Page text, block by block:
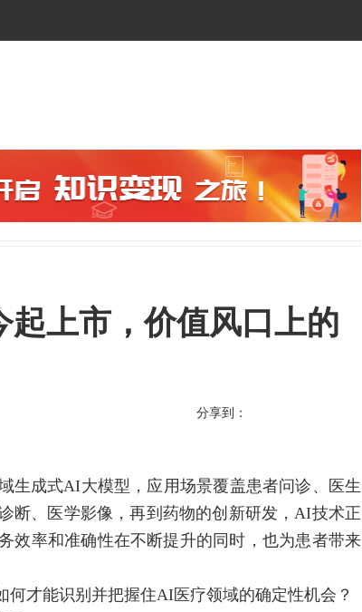
上市，价值风口上的
分享到：
成式AI大模型，应用场景覆盖患者问诊、医生
断、医学影像，再到药物的创新研发，AI技术正
效率和准确性在不断提升的同时，也为患者带来
才能识别并把握住AI医疗领域的确定性机会？